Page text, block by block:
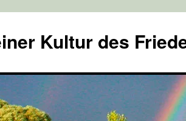
Kultur des